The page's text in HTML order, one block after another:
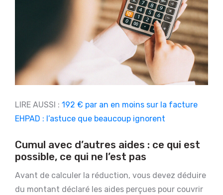
LIRE AUSSI : 192 € par an en moins sur la facture
EHPAD : l’astuce que beaucoup ignorent
Cumul avec d’autres aides : ce qui est
possible, ce qui ne l’est pas
Avant de calculer la réduction, vous devez déduire
du montant déclaré les aides perçues pour couvrir